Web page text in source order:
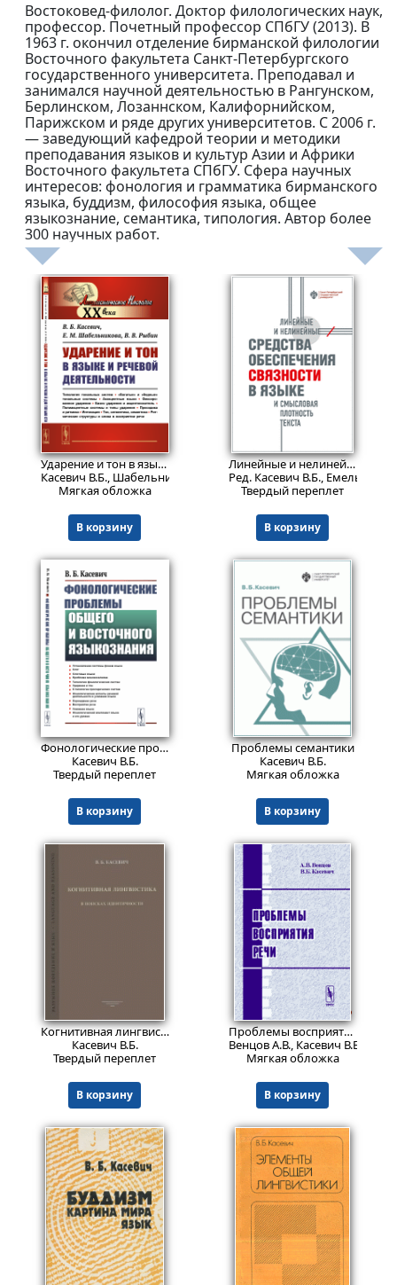
Востоковед-филолог. Доктор филологических наук,
профессор. Почетный профессор СПбГУ (2013). В
1963 г. окончил отделение бирманской филологии
Восточного факультета Санкт-Петербургского
государственного университета. Преподавал и
занимался научной деятельностью в Рангунском,
Берлинском, Лозаннском, Калифорнийском,
Парижском и ряде других университетов. C 2006 г.
— заведующий кафедрой теории и методики
преподавания языков и культур Азии и Африки
Восточного факультета СПбГУ. Сфера научных
интересов: фонология и грамматика бирманского
языка, буддизм, философия языка, общее
языкознание, семантика, типология. Автор более
300 научных работ.
В печати
Ударение и тон в языке и речевой деятельности.
Изд. 2,
Касевич В.Б., Шабельникова Е.М., Рыбин В.В.
Мягкая обложка
В корзину
1630₽
Линейные и нелинейные средства обеспечения связности в языке и смысловая плотность текста
Ред. Касевич В.Б.,
Твердый переплет
В корзину
1386
Фонологические проблемы общего и восточного языкознания.
Касевич В.Б.
Твердый переплет
В корзину
681₽
Проблемы семантики
Касевич В.Б.
Мягкая обложка
В корзину
Когнитивная лингвистика: В поисках идентичности.
Касевич В.Б.
Твердый переплет
В корзину
Пред.заказ! 799₽
Проблемы восприятия речи.
Венцов А.В., Касевич В.Б.
Мягкая обложка
В корзину